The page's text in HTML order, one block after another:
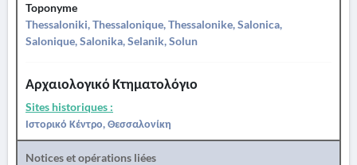
Toponyme
Thessaloniki, Thessalonique, Thessalonike, Salonica,
Salonique, Salonika, Selanik, Solun
Αρχαιολογικό Κτηματολόγιο
Sites historiques :
Ιστορικό Κέντρο, Θεσσαλονίκη
Notices et opérations liées